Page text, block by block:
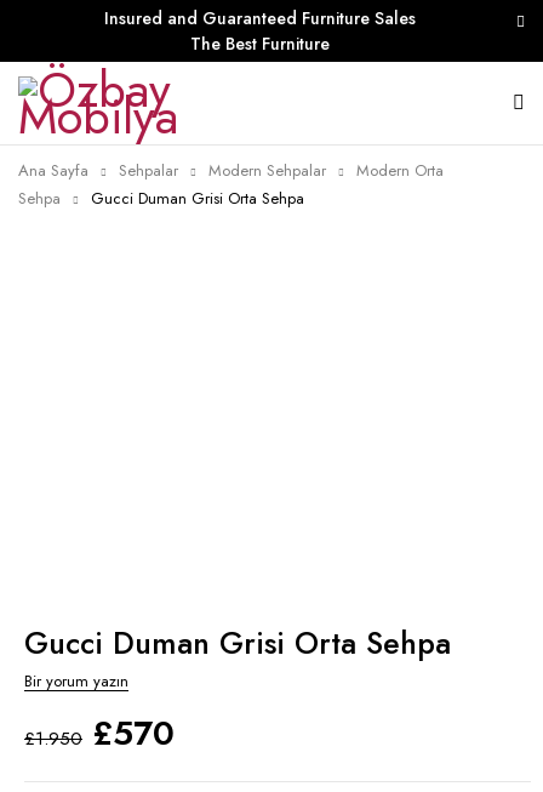
Insured and Guaranteed Furniture Sales
The Best Furniture
Ana Sayfa Sehpalar Modern Sehpalar
Modern Orta
Sehpa
Gucci Duman Grisi Orta Sehpa
Gucci Duman Grisi Orta Sehpa
Bir yorum yazın
£1.950 £570